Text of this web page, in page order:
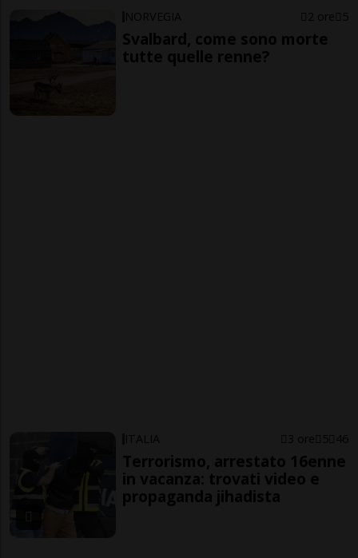
NORVEGIA 2 ore 5
Svalbard, come sono morte
tutte quelle renne?
ITALIA 3 ore 5 46
Terrorismo, arrestato 16enne
in vacanza: trovati video e
propaganda jihadista